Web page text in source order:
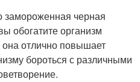
замороженная черная
обогатите организм
отлично повышает
бороться с различными